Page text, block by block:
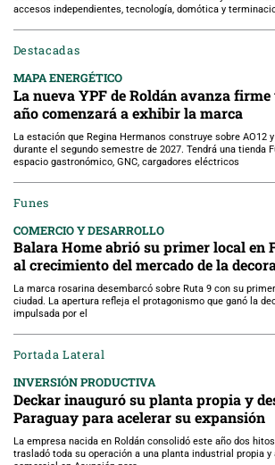
accesos independientes, tecnología, domótica y
Destacadas
MAPA ENERGÉTICO
La nueva YPF de Roldán avanza
año comenzará a exhibir la marca
La estación que Regina Hermanos construye sobre AO12
durante el segundo semestre de 2027. Tendrá una tienda
espacio gastronómico, GNC, cargadores eléctricos
Funes
COMERCIO Y DESARROLLO
Balara Home abrió su primer local en
al crecimiento del mercado de la
La marca rosarina desembarcó sobre Ruta 9 con su
ciudad. La apertura refleja el protagonismo que ganó la
impulsada por el
Portada Lateral
INVERSIÓN PRODUCTIVA
Deckar inauguró su planta propia y
Paraguay para acelerar su expansión
La empresa nacida en Roldán consolidó este año dos
trasladó toda su operación a una planta industrial propia